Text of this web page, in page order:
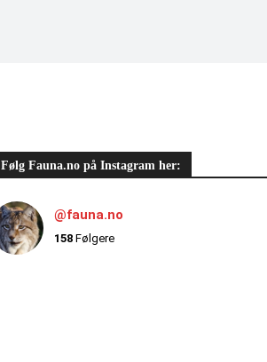
Følg Fauna.no på Instagram her:
@fauna.no
158 Følgere